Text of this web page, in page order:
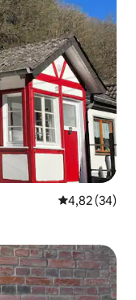
Classificação
4,82 (34)